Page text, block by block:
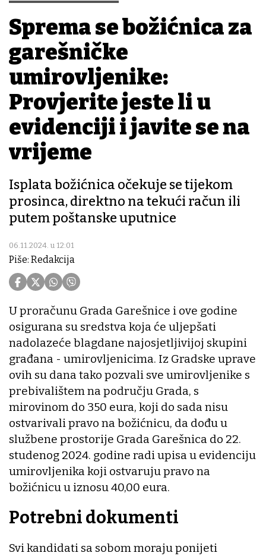
Sprema se božićnica za
garešničke
umirovljenike:
Provjerite jeste li u
evidenciji i javite se na
vrijeme
Isplata božićnica očekuje se tijekom
prosinca, direktno na tekući račun ili
putem poštanske uputnice
06.11.2024. u 12:01
Piše: Redakcija
U proračunu Grada Garešnice i ove godine
osigurana su sredstva koja će uljepšati
nadolazeće blagdane najosjetljivijoj skupini
građana - umirovljenicima. Iz Gradske uprave
ovih su dana tako pozvali sve umirovljenike s
prebivalištem na području Grada, s
mirovinom do 350 eura, koji do sada nisu
ostvarivali pravo na božićnicu, da dođu u
službene prostorije Grada Garešnica do 22.
studenog 2024. godine radi upisa u evidenciju
umirovljenika koji ostvaruju pravo na
božićnicu u iznosu 40,00 eura.
Potrebni dokumenti
Svi kandidati sa sobom moraju ponijeti